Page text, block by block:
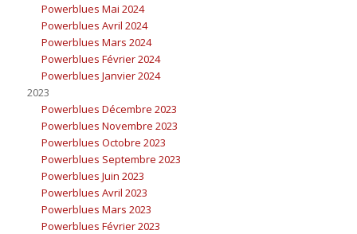
Powerblues Mai 2024
Powerblues Avril 2024
Powerblues Mars 2024
Powerblues Février 2024
Powerblues Janvier 2024
2023
Powerblues Décembre 2023
Powerblues Novembre 2023
Powerblues Octobre 2023
Powerblues Septembre 2023
Powerblues Juin 2023
Powerblues Avril 2023
Powerblues Mars 2023
Powerblues Février 2023